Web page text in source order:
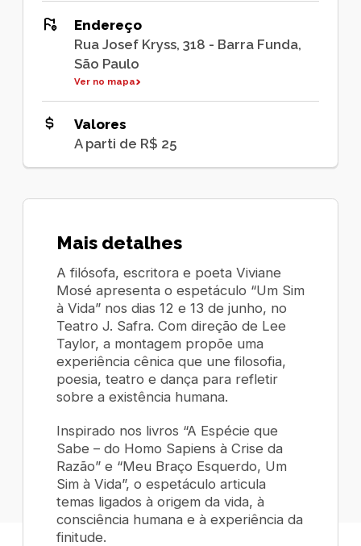
Endereço
Rua Josef Kryss, 318 - Barra Funda,
São Paulo
Ver no mapa
Valores
A parti de R$ 25
Mais detalhes
A filósofa, escritora e poeta Viviane
Mosé apresenta o espetáculo “Um Sim
à Vida” nos dias 12 e 13 de junho, no
Teatro J. Safra. Com direção de Lee
Taylor, a montagem propõe uma
experiência cênica que une filosofia,
poesia, teatro e dança para refletir
sobre a existência humana.
Inspirado nos livros “A Espécie que
Sabe – do Homo Sapiens à Crise da
Razão” e “Meu Braço Esquerdo, Um
Sim à Vida”, o espetáculo articula
temas ligados à origem da vida, à
consciência humana e à experiência da
finitude.